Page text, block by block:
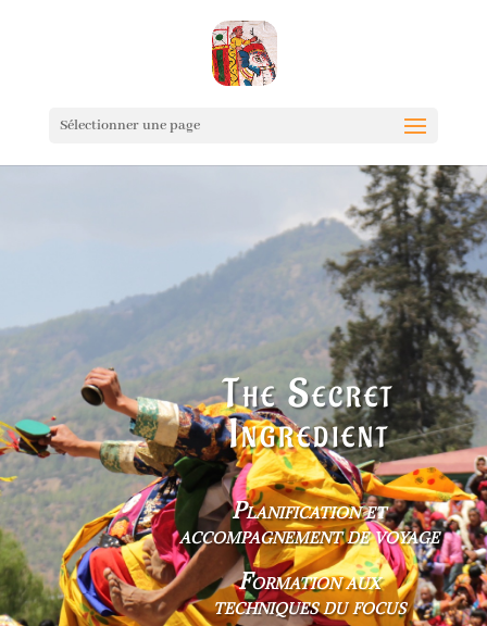
Sélectionner une page
The Secret
Ingredient
Planification et
accompagnement de voyage
Formation aux
techniques du focus